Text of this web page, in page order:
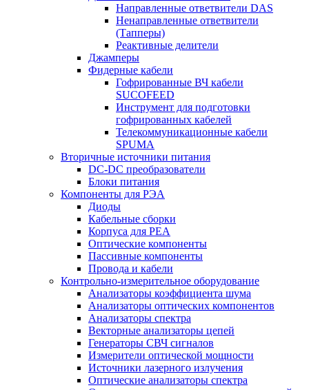
Направленные ответвители DAS
Ненаправленные ответвители
(Тапперы)
Реактивные делители
Джамперы
Фидерные кабели
Гофрированные ВЧ кабели
SUCOFEED
Инструмент для подготовки
гофрированных кабелей
Телекоммуникационные кабели
SPUMA
Вторичные источники питания
DC-DC преобразователи
Блоки питания
Компоненты для РЭА
Диоды
Кабельные сборки
Корпуса для РЕА
Оптические компоненты
Пассивные компоненты
Провода и кабели
Контрольно-измерительное оборудование
Анализаторы коэффициента шума
Анализаторы оптических компонентов
Анализаторы спектра
Векторные анализаторы цепей
Генераторы СВЧ сигналов
Измерители оптической мощности
Источники лазерного излучения
Оптические анализаторы спектра